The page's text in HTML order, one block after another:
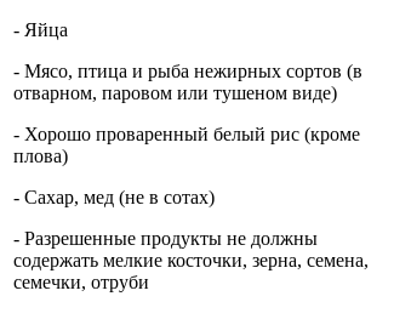
- Яйца
- Мясо, птица и рыба нежирных сортов (в
отварном, паровом или тушеном виде)
- Хорошо проваренный белый рис (кроме
плова)
- Сахар, мед (не в сотах)
- Разрешенные продукты не должны
содержать мелкие косточки, зерна, семена,
семечки, отруби